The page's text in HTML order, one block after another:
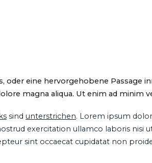
oder eine hervorgehobene
magna aliqua. Ut enim ad minim
sind unterstrichen. Lorem ipsum
exercitation ullamco laboris
sint occaecat cupidatat non